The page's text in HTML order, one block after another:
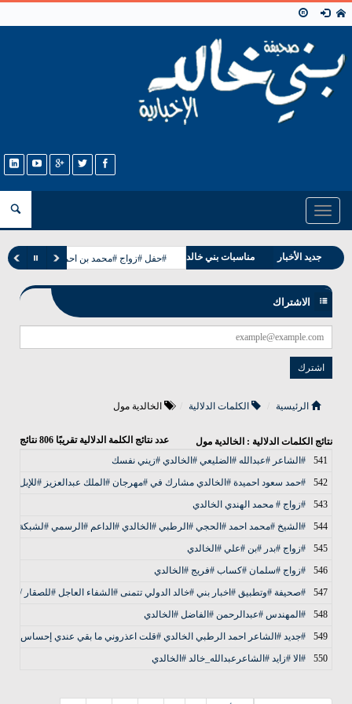
Toggle
navigation
جديد الأخبار مناسبات بني خالد #حفل #زواج #محمد بن احمد بن عيسى
الاشتراك
الرئيسية الكلمات الدلالية الخالدية مول
نتائج الكلمات الدلالية : الخالدية مول عدد نتائج الكلمة الدلالية تقريبًا 806 نتائج
541
#الشاعر #عبدالله #الضليعي #الخالدي #زيني نفسك
542
#حمد سعود احميدة #الخالدي مشارك في #مهرجان #الملك عبدالعزيز #للإبل
543
#زواج # محمد الهندي الخالدي
544
#الشيخ #محمد احمد #الحجي #الرطبي #الخالدي #الداعم #الرسمي #لشبكة
545
#زواج #بدر #بن #علي #الخالدي
546
#زواج #سلمان #كساب #فريج #الخالدي
547
#صحيفة #وتطبيق #اخبار بني #خالد الدولي تتمنى #الشفاء العاجل #للصقار /
548
#المهندس #عبدالرحمن #الفاضل #الخالدي
549
‏#جديد #الشاعر احمد الرطبي الخالدي #قلت اعذروني ما بقي عندي إحساس
550
#الا #زايد #الشاعرعبدالله_خالد #الخالدي